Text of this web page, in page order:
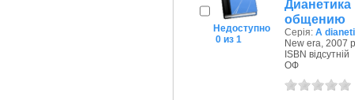
Недоступно
0 из 1
общению
Серія: A
New era, 2007
ISBN відсутній
ОФ